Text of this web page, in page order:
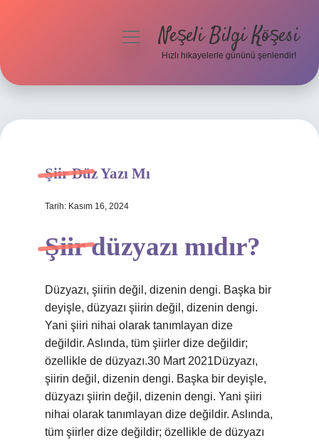
Hakkımızda
menüyüNeşeli Bilgi Köşesi
Hızlı hikayelerle gününü şenlendir!
Şiir Düz Yazı Mı
Tarih: Kasım 16, 2024
Şiir düzyazı mıdır?
Düzyazı, şiirin değil, dizenin dengi. Başka bir
deyişle, düzyazı şiirin değil, dizenin dengi.
Yani şiiri nihai olarak tanımlayan dize
değildir. Aslında, tüm şiirler dize değildir;
özellikle de düzyazı.30 Mart 2021Düzyazı,
şiirin değil, dizenin dengi. Başka bir deyişle,
düzyazı şiirin değil, dizenin dengi. Yani şiiri
nihai olarak tanımlayan dize değildir. Aslında,
tüm şiirler dize değildir; özellikle de düzyazı